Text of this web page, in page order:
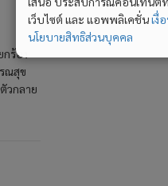
ร้อง
ณสุข
วกลาย
เว็บไซต์ และ แอพพลิเคชั่นเงื่อ
นโยบายสิทธิส่วนบุคคล